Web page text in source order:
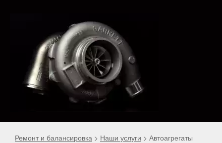
Ремонт и балансировка > Наши услуги > Автоагрегаты